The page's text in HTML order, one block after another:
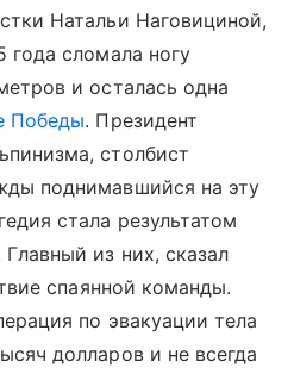
Натальи Наговициной,
года сломала ногу
и осталась одна
Победы. Президент
столбист
поднимавшийся на эту
стала результатом
из них, сказал
спаянной команды.
по эвакуации тела
долларов и не всегда